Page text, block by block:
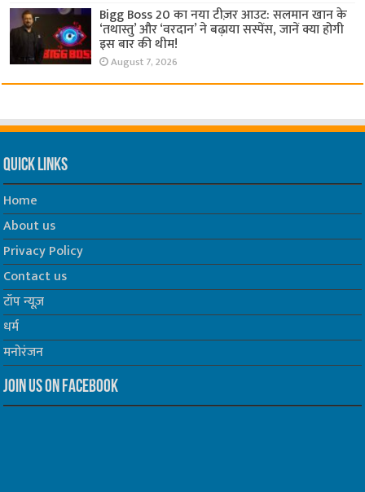
Bigg Boss 20 का नया टीज़र आउट: सलमान खान के
‘तथास्तु’ और ‘वरदान’ ने बढ़ाया सस्पेंस, जानें क्या होगी
इस बार की थीम!
August 7, 2026
Quick Links
Home
About us
Privacy Policy
Contact us
टॉप न्यूज़
धर्म
मनोरंजन
Join us on Facebook